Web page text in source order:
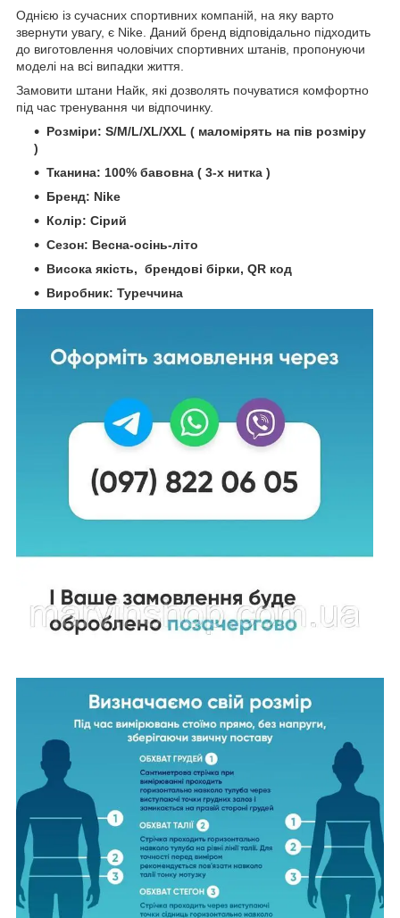
Однією із сучасних спортивних компаній, на яку варто
звернути увагу, є Nike. Даний бренд відповідально підходить
до виготовлення чоловічих спортивних штанів, пропонуючи
моделі на всі випадки життя.
Замовити штани Найк, які дозволять почуватися комфортно
під час тренування чи відпочинку.
Розміри: S/M/L/XL/XXL ( маломірять на пів розміру
)
Тканина: 100% бавовна ( 3-х нитка )
Бренд: Nike
Колір: Сірий
Сезон: Весна-осінь-літо
Висока якість, брендові бірки, QR код
Виробник: Туреччина